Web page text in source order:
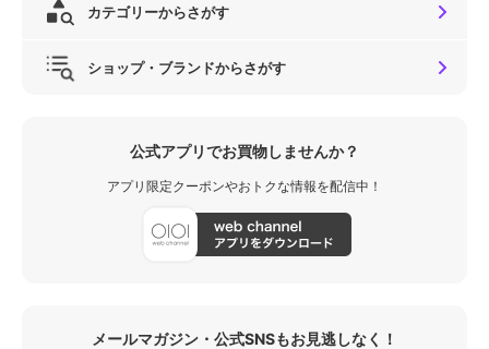
カテゴリーからさがす
ショップ・ブランドからさがす
公式アプリでお買物しませんか？
アプリ限定クーポンやおトクな情報を配信中！
メールマガジン・公式SNSもお見逃しなく！